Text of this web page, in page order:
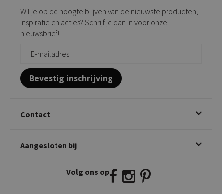
Bijzettafels
Onderhoudsproducten
Vloerbescherming
Giftcards
Wil je op de hoogte blijven van de nieuwste producten,
inspiratie en acties? Schrijf je dan in voor onze
nieuwsbrief!
Bevestig inschrijving
Contact
Twijnstraweg 2
info@kickcollection.nl
Aangesloten bij
Volg ons op